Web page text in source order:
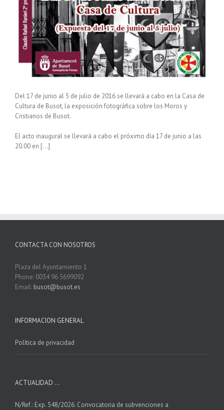
Del 17 de junio al 5 de julio de 2016 se llevará a cabo en la Casa de
Cultura de Busot, la exposición fotográfica sobre los Moros y
Cristianos de Busot.
El acto inaugural se llevará a cabo el próximo día 17 de junio a las
20.00 en […]
CONTACTA CON NOSOTROS
Plaza del Ayuntamiento 1
Phone: 0034 96 5699092
Email: busot@busot.es
INFORMACION GENERAL
Política de privacidad
ACTUALIDAD …
N/Ref.: Exp. 548/2026. Convocatoria de subvenciones a